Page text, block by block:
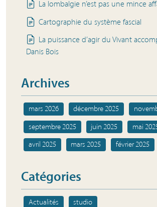
La lombalgie n’est pas une mince
Cartographie du système fascial
La puissance d’agir du Vivant
Danis Bois
Archives
mars 2026 décembre 2025
septembre 2025
juin 2025
mai
avril 2025
mars 2025 février 2025
Catégories
Actualités studio